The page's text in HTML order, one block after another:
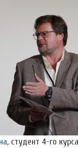
, студент 4-го